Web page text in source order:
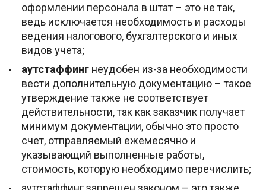
оформлении персонала в штат – это не так,
ведь исключается необходимость и расходы
ведения налогового, бухгалтерского и иных
видов учета;
аутстаффинг неудобен из-за необходимости
вести дополнительную документацию – такое
утверждение также не соответствует
действительности, так как заказчик получает
минимум документации, обычно это просто
счет, отправляемый ежемесячно и
указывающий выполненные работы,
стоимость, которую необходимо перечислить;